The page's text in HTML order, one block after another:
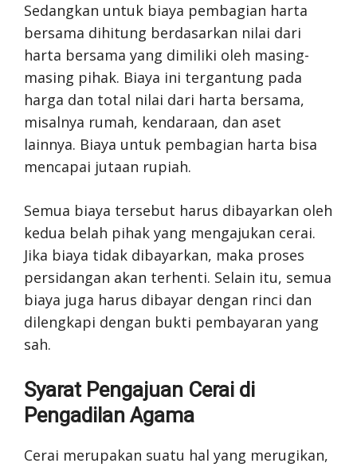
Sedangkan untuk biaya pembagian harta
bersama dihitung berdasarkan nilai dari
harta bersama yang dimiliki oleh masing-
masing pihak. Biaya ini tergantung pada
harga dan total nilai dari harta bersama,
misalnya rumah, kendaraan, dan aset
lainnya. Biaya untuk pembagian harta bisa
mencapai jutaan rupiah.
Semua biaya tersebut harus dibayarkan oleh
kedua belah pihak yang mengajukan cerai.
Jika biaya tidak dibayarkan, maka proses
persidangan akan terhenti. Selain itu, semua
biaya juga harus dibayar dengan rinci dan
dilengkapi dengan bukti pembayaran yang
sah.
Syarat Pengajuan Cerai di
Pengadilan Agama
Cerai merupakan suatu hal yang merugikan,